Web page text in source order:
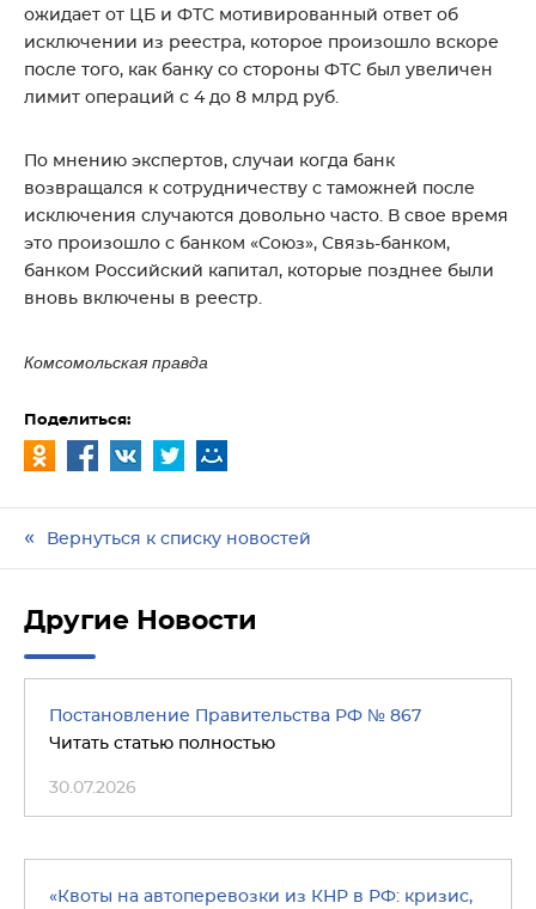
ожидает от ЦБ и ФТС мотивированный ответ об
исключении из реестра, которое произошло вскоре
после того, как банку со стороны ФТС был увеличен
лимит операций с 4 до 8 млрд руб.
По мнению экспертов, случаи когда банк
возвращался к сотрудничеству с таможней после
исключения случаются довольно часто. В свое время
это произошло с банком «Союз», Связь-банком,
банком Российский капитал, которые позднее были
вновь включены в реестр.
Комсомольская правда
Поделиться:
Вернуться к списку новостей
Другие Новости
Постановление Правительства РФ № 867
Читать статью полностью
30.07.2026
«Квоты на автоперевозки из КНР в РФ: кризис,